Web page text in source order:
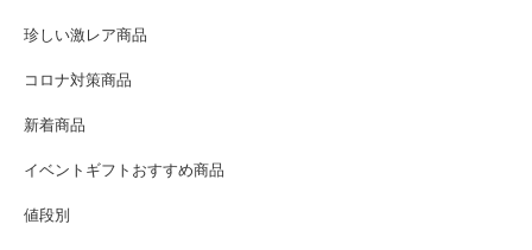
珍しい激レア商品
コロナ対策商品
新着商品
イベントギフトおすすめ商品
値段別